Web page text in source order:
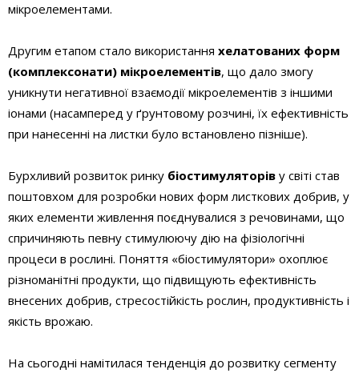
мікроелементами.
Другим етапом стало використання хелатованих форм
(комплексонати) мікроелементів, що дало змогу
уникнути негативної взаємодії мікроелементів з іншими
іонами (насамперед у ґрунтовому розчині, їх ефективність
при нанесенні на листки було встановлено пізніше).
Бурхливий розвиток ринку біостимуляторів у світі став
поштовхом для розробки нових форм листкових добрив, у
яких елементи живлення поєднувалися з речовинами, що
спричиняють певну стимулюючу дію на фізіологічні
процеси в рослині. Поняття «біостимулятори» охоплює
різноманітні продукти, що підвищують ефективність
внесених добрив, стресостійкість рослин, продуктивність і
якість врожаю.
На сьогодні намітилася тенденція до розвитку сегменту